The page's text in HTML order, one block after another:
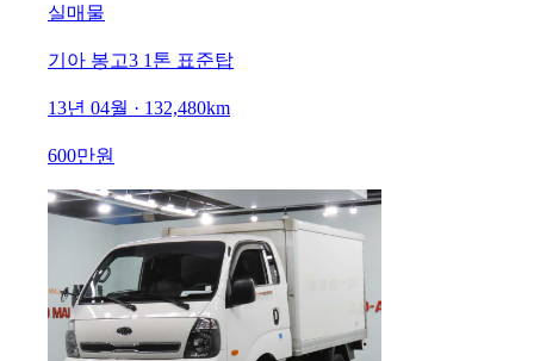
실매물
기아 봉고3 1톤 표준탑
13년 04월 · 132,480km
600만원